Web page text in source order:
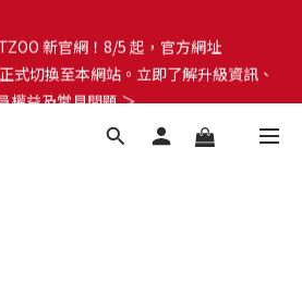
式切換至本網站。立即了解升級資訊、
權益及常見問題 ＞
式切換至本網站。立即了解升級資訊、
權益及常見問題 ＞
冊即領 $100 購物金！全館滿 $1,500 享